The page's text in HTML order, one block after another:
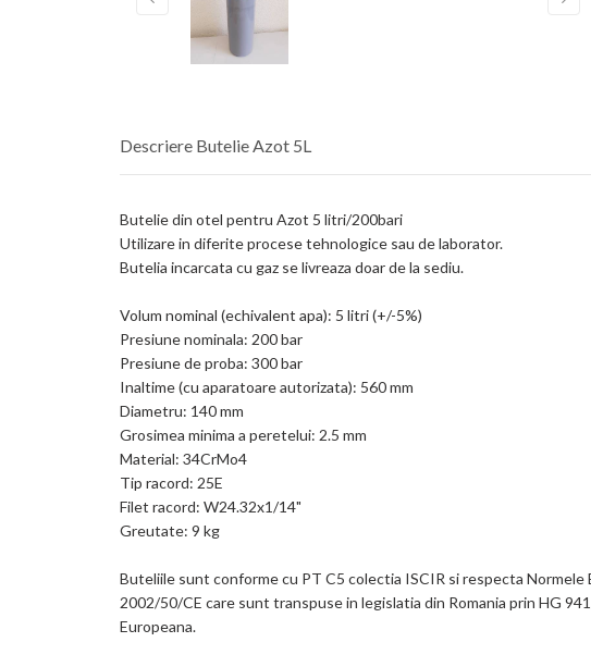
Descriere Butelie Azot 5L
Butelie din otel pentru Azot 5 litri/200bari
Utilizare in diferite procese tehnologice sau de laborator.
Butelia incarcata cu gaz se livreaza doar de la sediu.
Volum nominal (echivalent apa): 5 litri (+/-5%)
Presiune nominala: 200 bar
Presiune de proba: 300 bar
Inaltime (cu aparatoare autorizata): 560 mm
Diametru: 140 mm
Grosimea minima a peretelui: 2.5 mm
Material: 34CrMo4
Tip racord: 25E
Filet racord: W24.32x1/14"
Greutate: 9 kg
Buteliile sunt conforme cu PT C5 colectia ISCIR si respecta
2002/50/CE care sunt transpuse in legislatia din Romania prin HG
Europeana.